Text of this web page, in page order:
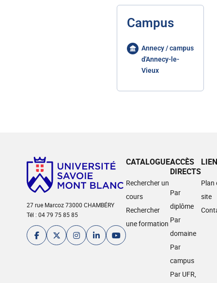
Campus
Annecy / campus
d'Annecy-le-
Vieux
27 rue Marcoz 73000 CHAMBÉRY
Tél : 04 79 75 85 85
CATALOGUE
Rechercher un
cours
Rechercher
une formation
ACCÈS
DIRECTS
Par
diplôme
Par
domaine
Par
campus
Par UFR,
Plan
site